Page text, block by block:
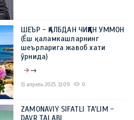
ШЕЪР - ҚАЛБДАН ЧИҚҚАН УММОН
(Ёш қаламкашларнинг
шеърларига жавоб хати
ўрнида)
→
11 апрель 2025, 11:09 0
ZAMONAVIY SIFATLI TA'LIM -
DAVR TALABI